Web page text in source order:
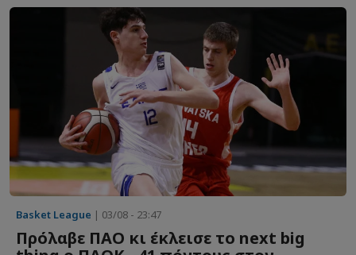
Basket League | 03/08 - 23:47
Πρόλαβε ΠΑΟ κι έκλεισε το next big